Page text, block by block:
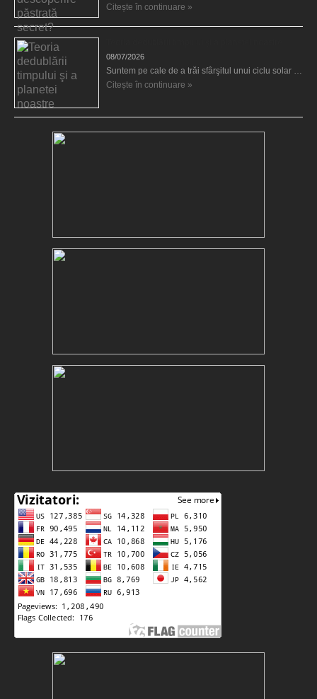
Citește în continuare »
08/07/2026
Suntem pe cale de a trăi sfârşitul unui ciclu solar …
Citește în continuare »